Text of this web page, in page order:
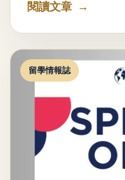
閱讀文章
留學情報誌